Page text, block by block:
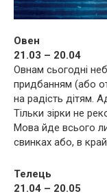
Овен
21.03 – 20.04
Овнам сьогодні
придбанням (або
на радість дітям.
Тільки зірки не
Мова йде всього
свинках або, в
Телець
21.04 – 20.05